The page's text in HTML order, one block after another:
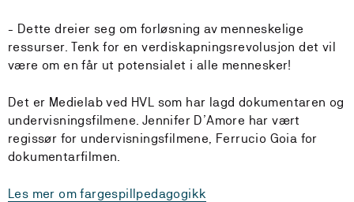
- Dette dreier seg om forløsning av menneskelige
ressurser. Tenk for en verdiskapningsrevolusjon det vil
være om en får ut potensialet i alle mennesker!
Det er Medielab ved HVL som har lagd dokumentaren og
undervisningsfilmene. Jennifer D’Amore har vært
regissør for undervisningsfilmene, Ferrucio Goia for
dokumentarfilmen.
Les mer om fargespillpedagogikk